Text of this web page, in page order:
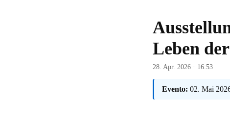
Leben
28. Apr. 2026 · 16:53
Evento: 02. Mai